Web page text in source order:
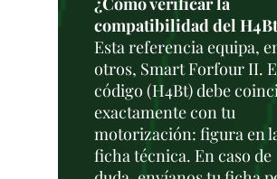
compatibilidad del
Esta referencia equipa,
otros, Smart Forfour II.
código (H4Bt) debe
exactamente con tu
motorización: figura en
ficha técnica. En caso de